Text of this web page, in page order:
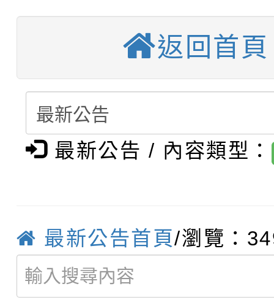
結果(第11招)
學年度第1學期第9次代
結果(第3招)
【甄選結果(第4招)】
學年度第1學期第9次
結果(第4招)
【甄選結果(第12招)】
學年度第1學期第7次代
結果(第12招)
轉知：桃園市115學年
賽及師生本土語及新住
賽實施要點
轉知：「桃園市115學
比賽實施要點」
轉知：「115年金融知
城市手牽手，綠能透明
畫影片一案
轉知：「115學年度全
劇比賽實施要點」及修
表
轉知：桃園市115年度
敬師藝文競賽』實施計
【甄選結果(第11招)】
返回首頁
最新公告 / 內容類型：
最新公告首頁/瀏覽：